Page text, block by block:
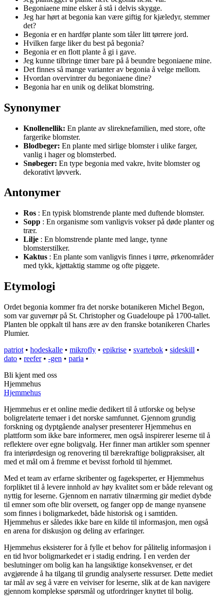
Begoniaene mine elsker å stå i delvis skygge.
Jeg har hørt at begonia kan være giftig for kjæledyr, stemmer
det?
Begonia er en hardfør plante som tåler litt tørrere jord.
Hvilken farge liker du best på begonia?
Begonia er en flott plante å gi i gave.
Jeg kunne tilbringe timer bare på å beundre begoniaene mine.
Det finnes så mange varianter av begonia å velge mellom.
Hvordan overvintrer du begoniaene dine?
Begonia har en unik og delikat blomstring.
Synonymer
Knollenellik: En plante av slireknefamilien, med store, ofte
fargerike blomster.
Blodbeger: En plante med sirlige blomster i ulike farger,
vanlig i hager og blomsterbed.
Snøbeger: En type begonia med vakre, hvite blomster og
dekorativt løvverk.
Antonymer
Ros : En typisk blomstrende plante med duftende blomster.
Sopp : En organisme som vanligvis vokser på døde planter og
trær.
Lilje : En blomstrende plante med lange, tynne
blomsterstilker.
Kaktus : En plante som vanligvis finnes i tørre, ørkenområder
med tykk, kjøttaktig stamme og ofte piggete.
Etymologi
Ordet begonia kommer fra det norske botanikeren Michel Begon,
som var guvernør på St. Christopher og Guadeloupe på 1700-tallet.
Planten ble oppkalt til hans ære av den franske botanikeren Charles
Plumier.
patriot • hodeskalle • mikrofly • epikrise • svartebok • sideskill •
dato • reefer• -gen • paria •
Bli kjent med oss
Hjemmehus
Hjemmehus
Hjemmehus er et online medie dedikert til å utforske og belyse
boligrelaterte temaer i det norske samfunnet. Gjennom grundig
forskning og dyptgående analyser presenterer Hjemmehus en
plattform som ikke bare informerer, men også inspirerer leserne til å
reflektere over egne boligvalg. Her finner man artikler som spenner
fra interiørdesign og renovering til bærekraftige boligpraksiser, alt
med et mål om å fremme et bevisst forhold til hjemmet.
Med et team av erfarne skribenter og fageksperter, er Hjemmehus
forpliktet til å levere innhold av høy kvalitet som er både relevant og
nyttig for leserne. Gjennom en narrativ tilnærming gir mediet dybde
til emner som ofte blir oversett, og fanger opp de mange nyansene
som finnes i boligmarkedet, både historisk og i samtiden.
Hjemmehus er således ikke bare en kilde til informasjon, men også
en arena for diskusjon og deling av erfaringer.
Hjemmehus eksisterer for å fylle et behov for pålitelig informasjon i
en tid hvor boligmarkedet er i stadig endring. I en verden der
beslutninger om bolig kan ha langsiktige konsekvenser, er det
avgjørende å ha tilgang til grundig analyserte ressurser. Dette mediet
tar mål av seg å være en veiviser for leserne, slik at de kan navigere
gjennom komplekse spørsmål og utfordringer knyttet til bolig.